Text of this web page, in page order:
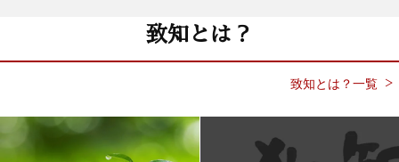
致知とは？
致知とは？一覧